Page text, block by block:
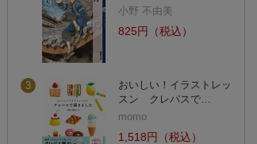
小野 不由美
825円（税込）
3
おいしい！イラストレッ
スン クレパスで…
momo
1,518円（税込）